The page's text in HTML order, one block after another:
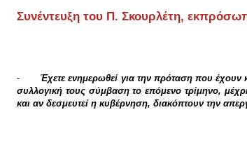
Συνέντευξη του Π. Σκουρλέτη,
- Έχετε ενημερωθεί για την πρόταση που
συλλογική τους σύμβαση το επόμενο τρίμηνο,
και αν δεσμευτεί η κυβέρνηση, διακόπτουν την